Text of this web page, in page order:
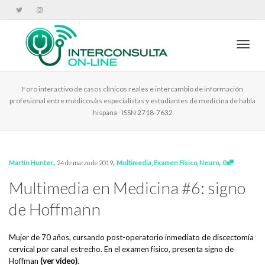
Foro interactivo de casos clínicos reales e intercambio de información
profesional entre médicos/as especialistas y estudiantes de medicina de habla
hispana - ISSN 2718-7632
Martín Hunter, 24 de marzo de 2019, Multimedia, Examen Físico, Neuro, 0
Multimedia en Medicina #6: signo
de Hoffmann
Mujer de 70 años, cursando post-operatorio inmediato de discectomía
cervical por canal estrecho. En el examen físico, presenta signo de
Hoffman (ver video).